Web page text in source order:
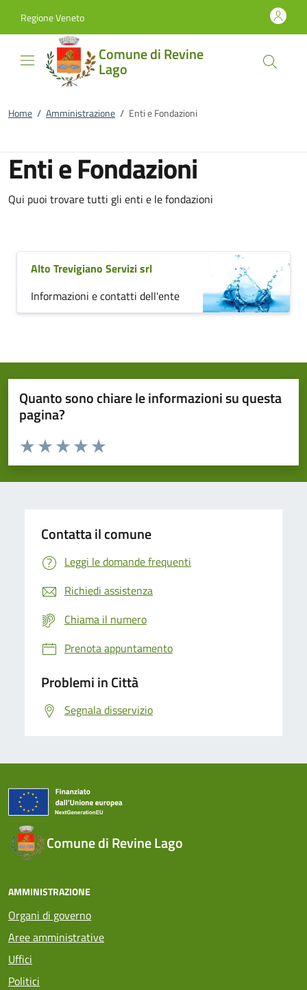
Regione Veneto
Comune di Revine
Lago
Home / Amministrazione / Enti e Fondazioni
Enti e Fondazioni
Qui puoi trovare tutti gli enti e le fondazioni
Alto Trevigiano Servizi srl
Informazioni e contatti dell'ente
Quanto sono chiare le informazioni su questa
pagina?
Domanda
Valuta da 1 a 5 stelle la pagina
Valuta 5 stelle su 5
Valuta 4 stelle su 5
Valuta 3 stelle su 5
Valuta 2 stelle su 5
Valuta 1 stelle su 5
Contatta il comune
Leggi le domande frequenti
Richiedi assistenza
Chiama il numero
Prenota appuntamento
Problemi in Città
Segnala disservizio
Comune di Revine Lago
AMMINISTRAZIONE
Organi di governo
Aree amministrative
Uffici
Politici